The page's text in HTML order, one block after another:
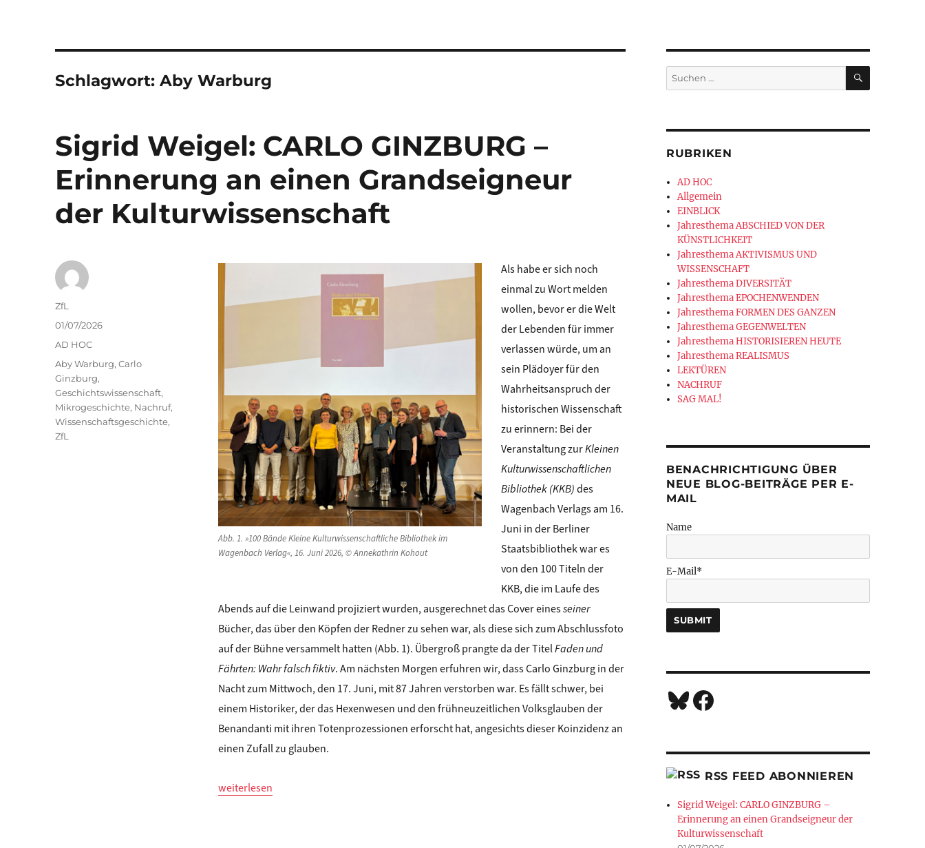
Schlagwort:Aby Warburg
Sigrid Weigel: CARLO GINZBURG –
Erinnerung an einen Grandseigneur
der Kulturwissenschaft
Abb. 1. »100 Bände Kleine Kulturwissenschaftliche Bibliothek im
Wagenbach Verlag«, 16. Juni 2026, © Annekathrin Kohout
Als habe er sich noch
einmal zu Wort melden
wollen, bevor er die Welt
der Lebenden für immer
verlassen würde, um an
sein Plädoyer für den
Wahrheitsanspruch der
historischen Wissenschaft
zu erinnern: Bei der
Veranstaltung zurKleinen
Kulturwissenschaftlichen
Bibliothek (KKB)des
Wagenbach Verlags am 16.
Juni in der Berliner
Staatsbibliothek war es
von den 100 Titeln der
KKB, die im Laufe des
Abends auf die Leinwand projiziert wurden, ausgerechnet das Cover einesseiner
Bücher, das über den Köpfen der Redner zu sehen war, als diese sich zum Abschlussfoto
auf der Bühne versammelt hatten (Abb. 1). Übergroß prangte da der TitelFaden und
Fährten: Wahr falsch fiktiv. Am nächsten Morgen erfuhren wir, dass Carlo Ginzburg in der
Nacht zum Mittwoch, den 17. Juni, mit 87 Jahren verstorben war. Es fällt schwer, bei
einem Historiker, der das Hexenwesen und den frühneuzeitlichen Volksglauben der
Benandanti mit ihren Totenprozessionen erforscht hat, angesichts dieser Koinzidenz an
einen Zufall zu glauben.
„Sigrid Weigel: CARLO GINZBURG – Erinnerung an einen Grandseigneur der Kulturwissenschaft“
weiterlesen
Autor
ZfL
Veröffentlicht
01/07/2026
Kategorien
AD HOC
Schlagwörter
Aby Warburg,Carlo
Ginzburg,
Geschichtswissenschaft,
Mikrogeschichte, Nachruf,
Wissenschaftsgeschichte,
ZfL
Suchen
nach:
SUCHEN
RUBRIKEN
AD HOC
Allgemein
EINBLICK
Jahresthema ABSCHIED VON DER
KÜNSTLICHKEIT
Jahresthema AKTIVISMUS UND
WISSENSCHAFT
Jahresthema DIVERSITÄT
Jahresthema EPOCHENWENDEN
Jahresthema FORMEN DES GANZEN
Jahresthema GEGENWELTEN
Jahresthema HISTORISIEREN HEUTE
Jahresthema REALISMUS
LEKTÜREN
NACHRUF
SAG MAL!
BENACHRICHTIGUNG ÜBER
NEUE BLOG-BEITRÄGE PER E-
MAIL
Name
E-Mail*
Bluesky
Facebook
RSS FEED ABONNIEREN
Sigrid Weigel: CARLO GINZBURG –
Erinnerung an einen Grandseigneur der
Kulturwissenschaft